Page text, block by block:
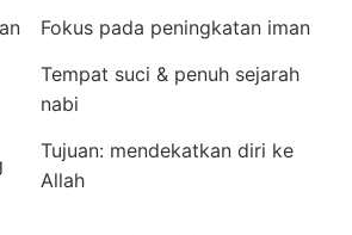
Fokus pada peningkatan iman
Tempat suci & penuh sejarah
nabi
Tujuan: mendekatkan diri ke
Allah